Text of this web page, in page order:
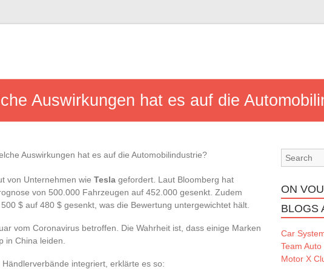
Auswirkungen hat es auf die
von Unternehmen wie Tesla gefordert. Laut Bloomberg hat
von 500.000 Fahrzeugen auf 452.000 gesenkt. Zudem
$ auf 480 $ gesenkt, was die Bewertung untergewichtet hält.
vom Coronavirus betroffen. Die Wahrheit ist, dass einige Marken
in China leiden.
Händlerverbände integriert, erklärte es so:
ON
BLOGS
Car
Team Auto
Motor X